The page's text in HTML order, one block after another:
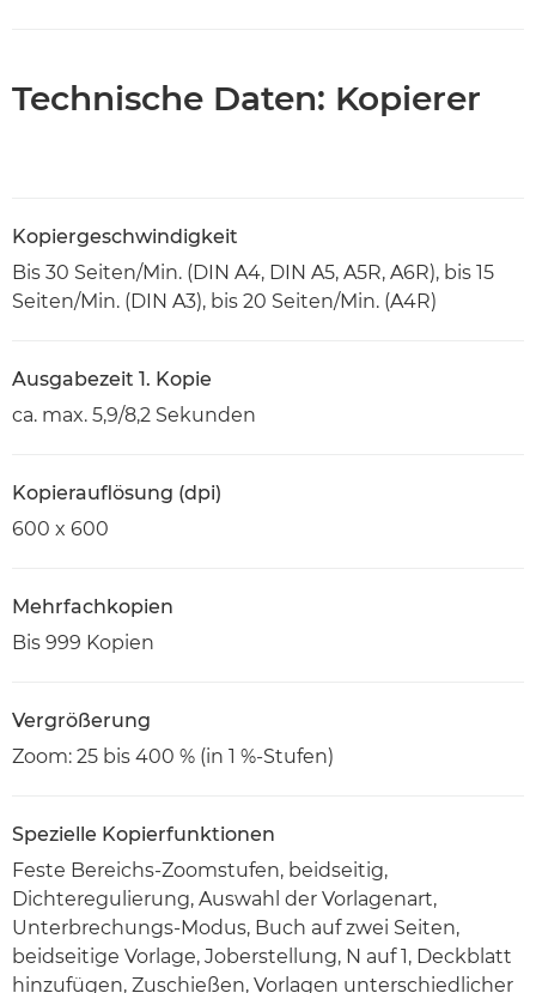
Technische Daten: Kopierer
Kopiergeschwindigkeit
Bis 30 Seiten/Min. (DIN A4, DIN A5, A5R, A6R), bis 15
Seiten/Min. (DIN A3), bis 20 Seiten/Min. (A4R)
Ausgabezeit 1. Kopie
ca. max. 5,9/8,2 Sekunden
Kopierauflösung (dpi)
600 x 600
Mehrfachkopien
Bis 999 Kopien
Vergrößerung
Zoom: 25 bis 400 % (in 1 %-Stufen)
Spezielle Kopierfunktionen
Feste Bereichs-Zoomstufen, beidseitig,
Dichteregulierung, Auswahl der Vorlagenart,
Unterbrechungs-Modus, Buch auf zwei Seiten,
beidseitige Vorlage, Joberstellung, N auf 1, Deckblatt
hinzufügen, Zuschießen, Vorlagen unterschiedlicher